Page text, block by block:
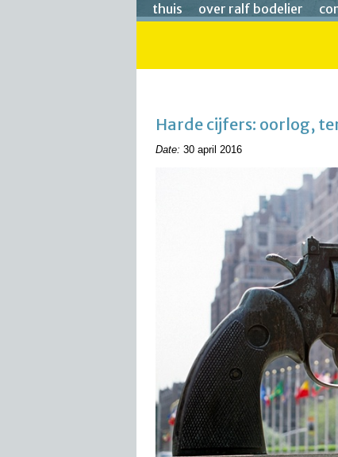
thuis over ralf bodelier
Harde cijfers: oorlog,
Date: 30 april 2016